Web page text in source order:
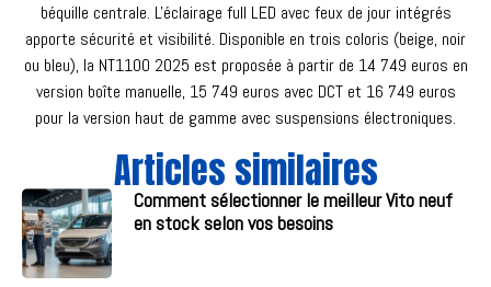
Articles similaires
Comment sélectionner le meilleur Vito neuf
en stock selon vos besoins
béquille centrale. L'éclairage full LED avec feux de jour intégrés
apporte sécurité et visibilité. Disponible en trois coloris (beige, noir
ou bleu), la NT1100 2025 est proposée à partir de 14 749 euros en
version boîte manuelle, 15 749 euros avec DCT et 16 749 euros
pour la version haut de gamme avec suspensions électroniques.